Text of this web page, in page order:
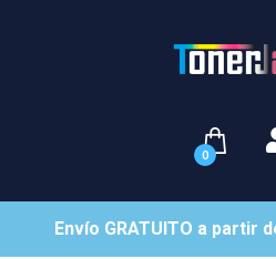
0
Envío GRATUITO a partir